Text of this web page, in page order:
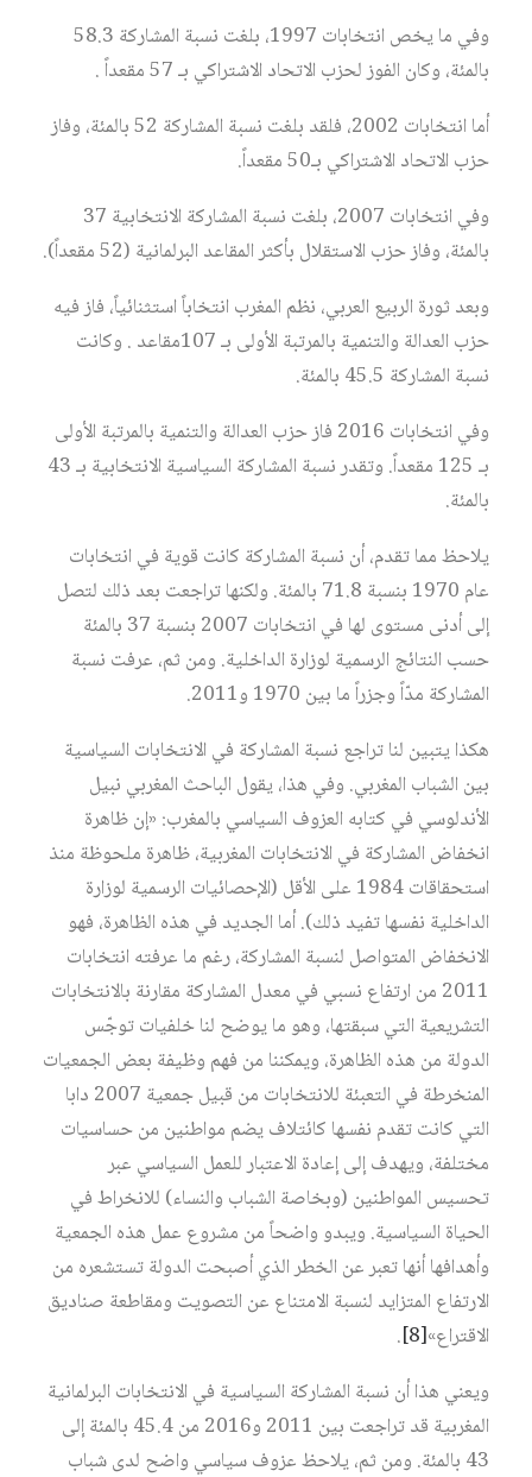
وفي ما يخص انتخابات 1997، بلغت نسبة المشاركة 58.3
بالمئة، وكان الفوز لحزب الاتحاد الاشتراكي بـ 57 مقعداً .
أما انتخابات 2002، فلقد بلغت نسبة المشاركة 52 بالمئة، وفاز
حزب الاتحاد الاشتراكي بـ50 مقعداً.
وفي انتخابات 2007، بلغت نسبة المشاركة الانتخابية 37
بالمئة، وفاز حزب الاستقلال بأكثر المقاعد البرلمانية (52 مقعداً).
وبعد ثورة الربيع العربي، نظم المغرب انتخاباً استثنائياً، فاز فيه
حزب العدالة والتنمية بالمرتبة الأولى بـ 107مقاعد . وكانت
نسبة المشاركة 45.5 بالمئة.
وفي انتخابات 2016 فاز حزب العدالة والتنمية بالمرتبة الأولى
بـ 125 مقعداً. وتقدر نسبة المشاركة السياسية الانتخابية بـ 43
بالمئة.
يلاحظ مما تقدم، أن نسبة المشاركة كانت قوية في انتخابات
عام 1970 بنسبة 71.8 بالمئة. ولكنها تراجعت بعد ذلك لتصل
إلى أدنى مستوى لها في انتخابات 2007 بنسبة 37 بالمئة
حسب النتائج الرسمية لوزارة الداخلية. ومن ثم، عرفت نسبة
المشاركة مدّاً وجزراً ما بين 1970 و2011.
هكذا يتبين لنا تراجع نسبة المشاركة في الانتخابات السياسية
بين الشباب المغربي. وفي هذا، يقول الباحث المغربي نبيل
الأندلوسي في كتابه العزوف السياسي بالمغرب: «إن ظاهرة
انخفاض المشاركة في الانتخابات المغربية، ظاهرة ملحوظة منذ
استحقاقات 1984 على الأقل (الإحصائيات الرسمية لوزارة
الداخلية نفسها تفيد ذلك). أما الجديد في هذه الظاهرة، فهو
الانخفاض المتواصل لنسبة المشاركة، رغم ما عرفته انتخابات
2011 من ارتفاع نسبي في معدل المشاركة مقارنة بالانتخابات
التشريعية التي سبقتها، وهو ما يوضح لنا خلفيات توجّس
الدولة من هذه الظاهرة، ويمكننا من فهم وظيفة بعض الجمعيات
المنخرطة في التعبئة للانتخابات من قبيل جمعية 2007 دابا
التي كانت تقدم نفسها كائتلاف يضم مواطنين من حساسيات
مختلفة، ويهدف إلى إعادة الاعتبار للعمل السياسي عبر
تحسيس المواطنين (وبخاصة الشباب والنساء) للانخراط في
الحياة السياسية. ويبدو واضحاً من مشروع عمل هذه الجمعية
وأهدافها أنها تعبر عن الخطر الذي أصبحت الدولة تستشعره من
الارتفاع المتزايد لنسبة الامتناع عن التصويت ومقاطعة صناديق
الاقتراع»[8]
.
ويعني هذا أن نسبة المشاركة السياسية في الانتخابات البرلمانية
المغربية قد تراجعت بين 2011 و2016 من 45.4 بالمئة إلى
43 بالمئة. ومن ثم، يلاحظ عزوف سياسي واضح لدى شباب